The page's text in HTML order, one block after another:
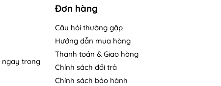
ngay trong
Đơn hàng
Câu hỏi thường gặp
Hướng dẫn mua hàng
Thanh toán & Giao hàng
Chính sách đổi trả
Chính sách bảo hành